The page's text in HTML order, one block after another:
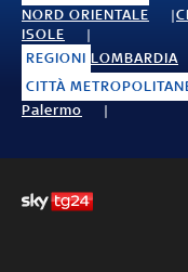
NORD ORIENTALE
ISOLE
REGIONI LOMBARDIA
CITTÀ
Palermo